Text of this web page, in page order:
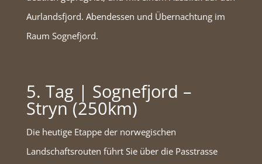
Aurlandsfjord. Abendessen und Übernachtung im
Raum Sognefjord.
5. Tag | Sognefjord –
Stryn (250km)
Die heutige Etappe der norwegischen
Landschaftsrouten führt Sie über die Passtrasse